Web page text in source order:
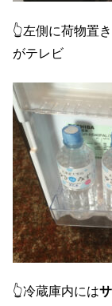
👆左側に荷物置
がテレビ
👆冷蔵庫内には